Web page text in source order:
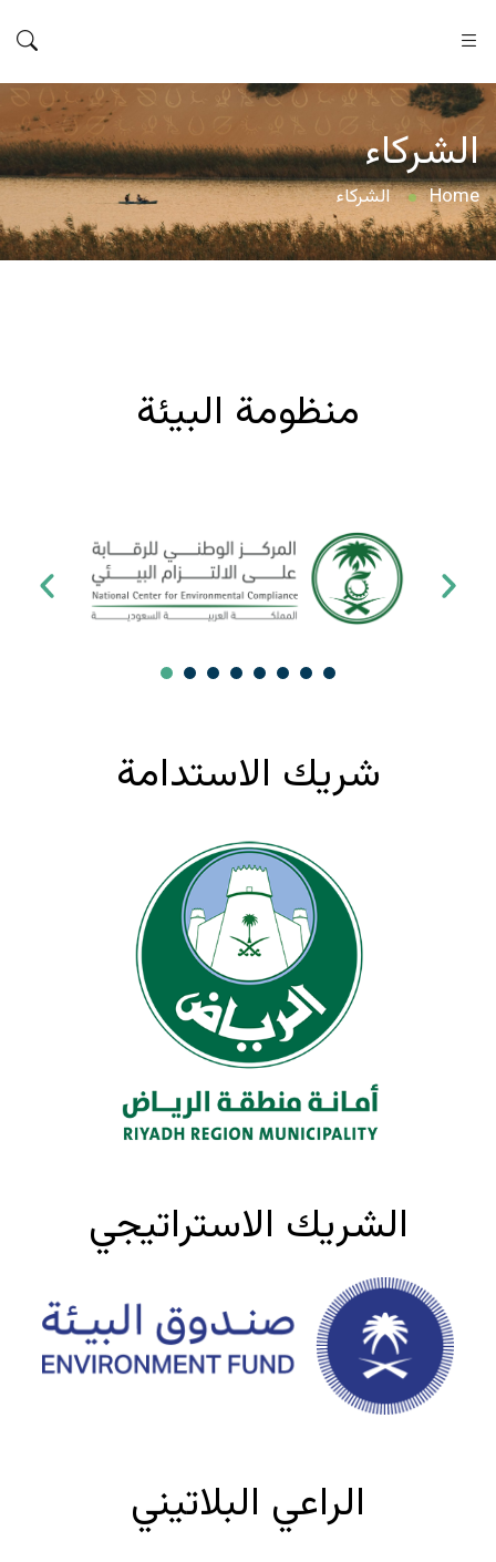
الشركاء
Home الشركاء
منظومة البيئة
شريك الاستدامة
الشريك الاستراتيجي
الراعي البلاتيني